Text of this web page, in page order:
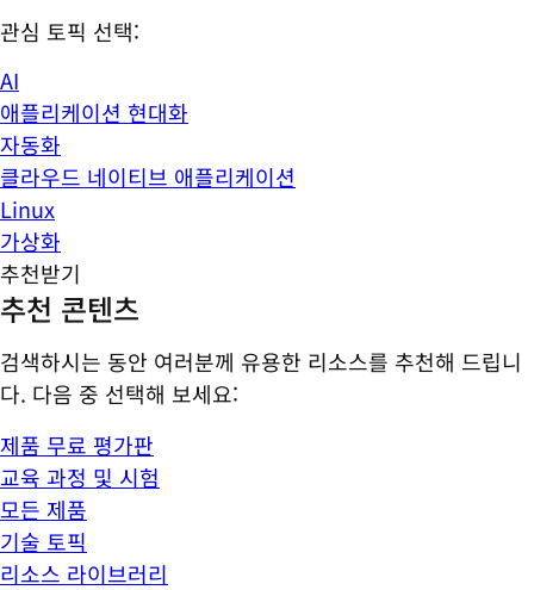
관심 토픽 선택:
AI
애플리케이션 현대화
자동화
클라우드 네이티브 애플리케이션
Linux
가상화
추천받기
추천 콘텐츠
검색하시는 동안 여러분께 유용한 리소스를 추천해 드립니
다. 다음 중 선택해 보세요:
제품 무료 평가판
교육 과정 및 시험
모든 제품
기술 토픽
리소스 라이브러리